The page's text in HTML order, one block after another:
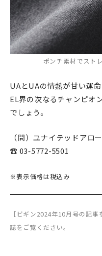
ポンチ素材でスト
UAとUAの情熱が甘い運
EL界の次なるチャンピオ
でしょう。
（問）ユナイテッドアロ
☎ 03-5772-5501
※表示価格は税込み
［ビギン2024年10月号の記
誌をご覧ください。